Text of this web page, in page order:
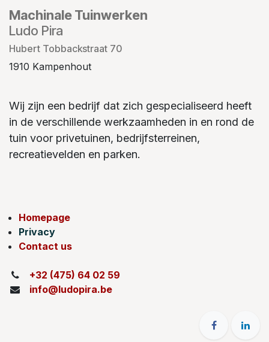
Machinale Tuinwerken
Ludo Pira
Hubert Tobbackstraat 70
1910 Kampenhout
Wij zijn een bedrijf dat zich gespecialiseerd heeft
in de verschillende werkzaamheden in en rond de
tuin voor privetuinen, bedrijfsterreinen,
recreatievelden en parken.
Homepage
Privacy
Contact us
+32 (475) 64 02 59
info@ludopira.be